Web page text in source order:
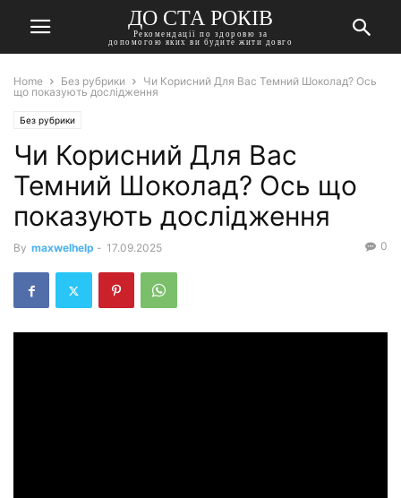
ДО СТА РОКІВ
Рекомендації по здоровю за
допомогою яких ви будите жити довго
Home Без рубрики
Чи Корисний Для Вас Темний Шоколад? Ось
що показують дослідження
Без рубрики
Чи Корисний Для Вас
Темний Шоколад? Ось що
показують дослідження
By maxwelhelp - 17.09.2025 0